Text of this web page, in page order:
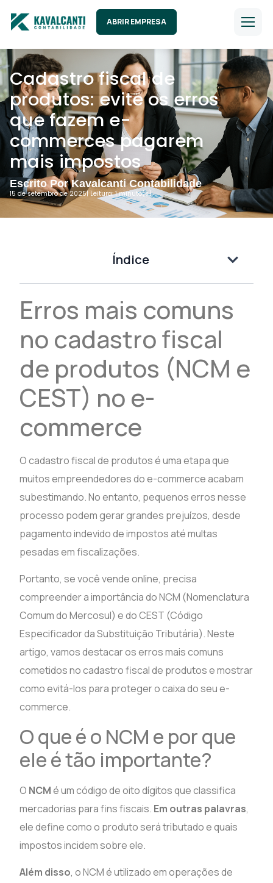
ABRIR EMPRESA
Cadastro fiscal de
produtos: evite os erros
que fazem e-
commerces pagarem
mais impostos
Escrito Por Kavalcanti Contabilidade
15 de setembro de 2025| Leitura: 1 minuto(s).
Índice
Erros mais comuns
no cadastro fiscal
de produtos (NCM e
CEST) no e-
commerce
O cadastro fiscal de produtos é uma etapa que
muitos empreendedores do e-commerce acabam
subestimando. No entanto, pequenos erros nesse
processo podem gerar grandes prejuízos, desde
pagamento indevido de impostos até multas
pesadas em fiscalizações.
Portanto, se você vende online, precisa
compreender a importância do NCM (Nomenclatura
Comum do Mercosul) e do CEST (Código
Especificador da Substituição Tributária). Neste
artigo, vamos destacar os erros mais comuns
cometidos no cadastro fiscal de produtos e mostrar
como evitá-los para proteger o caixa do seu e-
commerce.
O que é o NCM e por que
ele é tão importante?
O NCMé um código de oito dígitos que classifica
mercadorias para fins fiscais. Em outras palavras,
ele define como o produto será tributado e quais
impostos incidem sobre ele.
Além disso, o NCM é utilizado em operações de